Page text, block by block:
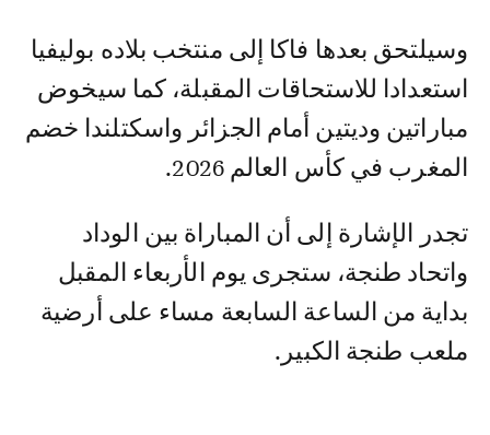
وسيلتحق بعدها فاكا إلى منتخب بلاده بوليفيا
استعدادا للاستحاقات المقبلة، كما سيخوض
مباراتين وديتين أمام الجزائر واسكتلندا خضم
المغرب في كأس العالم 2026.
تجدر الإشارة إلى أن المباراة بين الوداد
واتحاد طنجة، ستجرى يوم الأربعاء المقبل
بداية من الساعة السابعة مساء على أرضية
ملعب طنجة الكبير.